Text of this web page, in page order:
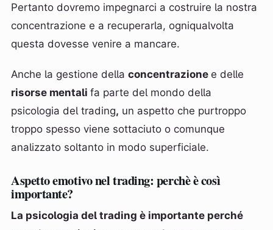
Pertanto dovremo impegnarci a costruire la nostra
concentrazione e a recuperarla, ogniqualvolta
questa dovesse venire a mancare.
Anche la gestione della concentrazione e delle
risorse mentali fa parte del mondo della
psicologia del trading, un aspetto che purtroppo
troppo spesso viene sottaciuto o comunque
analizzato soltanto in modo superficiale.
Aspetto emotivo nel trading: perchè è così
importante?
La psicologia del trading è importante perché